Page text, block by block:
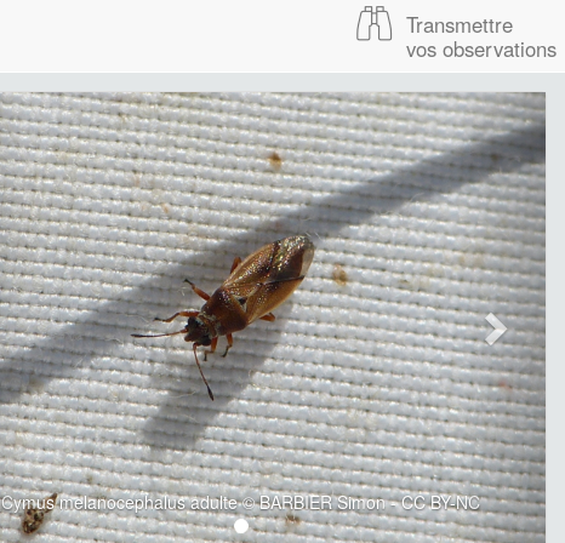
Transmettre
vos observations
Cymus melanocephalus adulte © BARBIER Simon - CC BY-NC